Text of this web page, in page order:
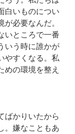
白いものについ
必要なんだ。
いところで一番
いう時に誰かが
やすくなる。私
めの環境を整え
ばかりいたから
。嫌なこともあ